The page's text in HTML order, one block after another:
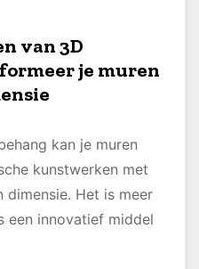
van 3D
je muren
kan je muren
kunstwerken met
dimensie. Het is meer
een innovatief middel